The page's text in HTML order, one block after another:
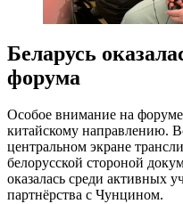
Беларусь
форума
Особое внимание на
китайскому направлению.
центральном экране
белорусской стороной
оказалась среди активных
партнёрства с Чунцином.